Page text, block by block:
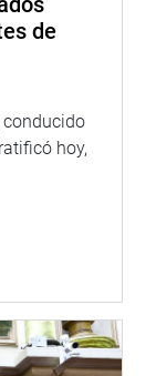
de
conducido
hoy,